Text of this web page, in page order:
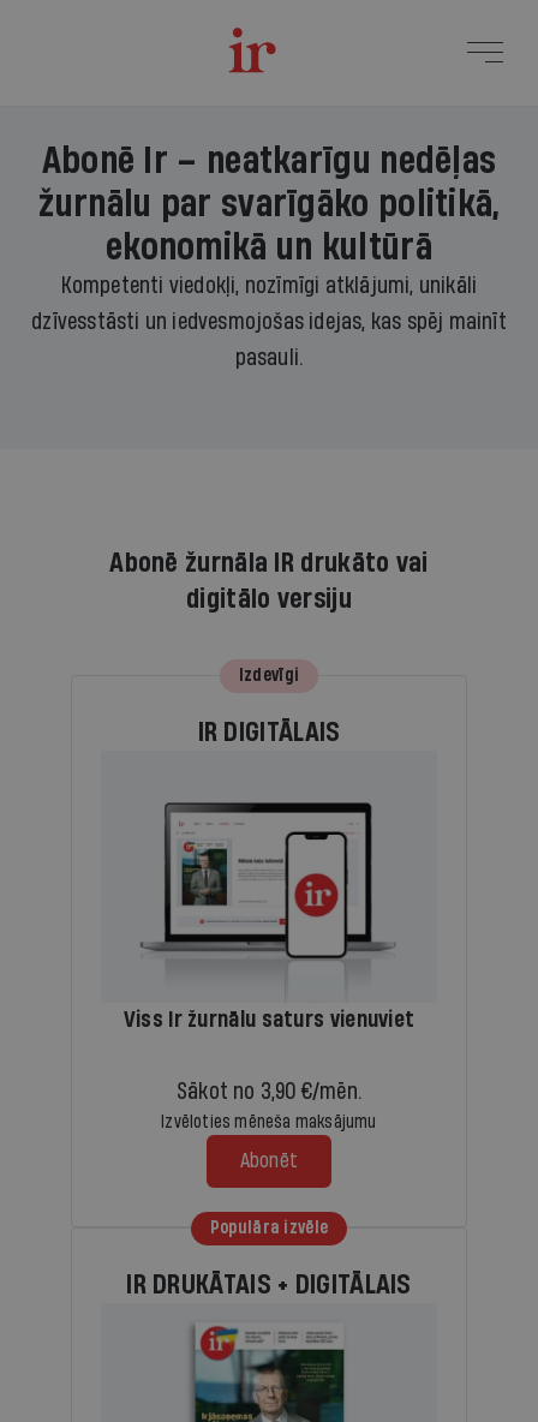
Abonē Ir – neatkarīgu nedēļas
žurnālu par svarīgāko politikā,
ekonomikā un kultūrā
Kompetenti viedokļi, nozīmīgi atklājumi, unikāli
dzīvesstāsti un iedvesmojošas idejas, kas spēj mainīt
pasauli.
Abonē žurnāla IR drukāto vai
digitālo versiju
Izdevīgi
IR DIGITĀLAIS
Viss Ir žurnālu saturs vienuviet
Sākot no 3,90 €/mēn.
Izvēloties mēneša maksājumu
Abonēt
Populāra izvēle
IR DRUKĀTAIS + DIGITĀLAIS